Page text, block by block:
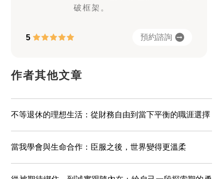
破框架。
5 預約諮詢
作者其他文章
不等退休的理想生活：從財務自由到當下平衡的職涯選擇
當我學會與生命合作：臣服之後，世界變得更溫柔